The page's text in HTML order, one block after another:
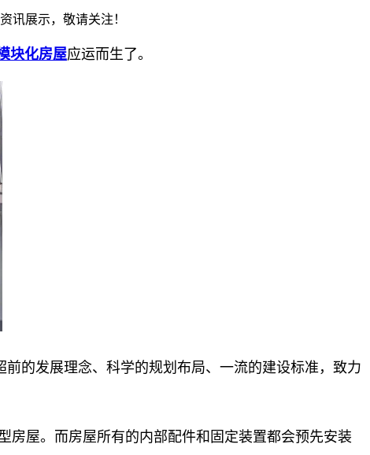
讯展示，敬请关注！
块化房屋应运而生了。
前的发展理念、科学的规划布局、一流的建设标准，致力
房屋。而房屋所有的内部配件和固定装置都会预先安装